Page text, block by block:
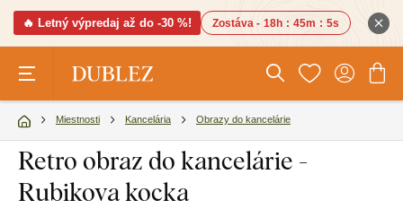
🔥 Letný výpredaj až do -30 %! Zostáva - 18h : 45m : 4s
Miestnosti Kancelária Obrazy do kancelárie
Retro obraz do kancelárie -
Rubikova kocka